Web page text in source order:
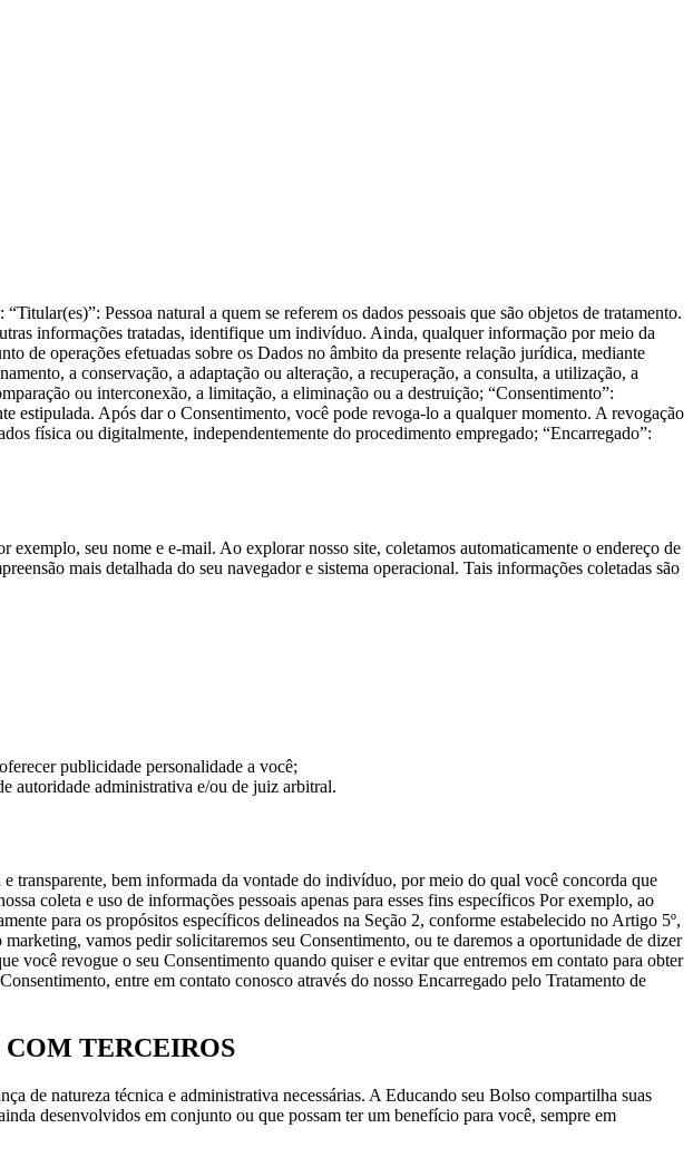
Pessoa natural a quem se referem os dados pessoais que são objetos de tratamento.
informações tratadas, identifique um indivíduo. Ainda, qualquer informação por meio da
de operações efetuadas sobre os Dados no âmbito da presente relação jurídica, mediante
a conservação, a adaptação ou alteração, a recuperação, a consulta, a utilização, a
ou interconexão, a limitação, a eliminação ou a destruição; “Consentimento”:
estipulada. Após dar o Consentimento, você pode revoga-lo a qualquer momento. A revogação
física ou digitalmente, independentemente do procedimento empregado; “Encarregado”:
seu nome e e-mail. Ao explorar nosso site, coletamos automaticamente o endereço de
mais detalhada do seu navegador e sistema operacional. Tais informações coletadas são
publicidade personalidade a você;
autoridade administrativa e/ou de juiz arbitral.
transparente, bem informada da vontade do indivíduo, por meio do qual você concorda que
coleta e uso de informações pessoais apenas para esses fins específicos Por exemplo, ao
para os propósitos específicos delineados na Seção 2, conforme estabelecido no Artigo 5º,
marketing, vamos pedirsolicitaremos seu Consentimento, ou te daremos a oportunidade de dizer
você revogue o seu Consentimento quando quiser e evitar que entremos em contato para obter
entre em contato conosco através do nosso Encarregado pelo Tratamento de
TERCEIROS
de natureza técnica e administrativa necessárias. A Educando seu Bolso compartilha suas
desenvolvidos em conjunto ou que possam ter um benefício para você, sempre em